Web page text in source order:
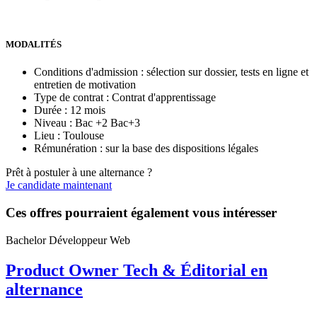
MODALITÉS
Conditions d'admission : sélection sur dossier, tests en ligne et
entretien de motivation
Type de contrat : Contrat d'apprentissage
Durée : 12 mois
Niveau : Bac +2 Bac+3
Lieu : Toulouse
Rémunération : sur la base des dispositions légales
Prêt à postuler à une alternance ?
Je candidate maintenant
Ces offres pourraient également vous intéresser
Bachelor Développeur Web
Product Owner Tech & Éditorial en
alternance